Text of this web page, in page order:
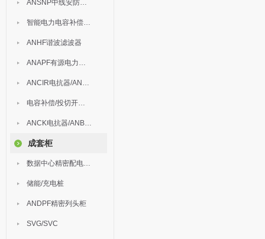
ANSNP中线安防保护器
智能电力电容补偿装置
ANHF谐波滤波器
ANAPF有源电力滤波器
ANCIR电抗器/ANHPD300谐波保护器
电容补偿/投切开关/ARC
ANCK电抗器/ANBSMJ自愈式低压并联电容器
成套柜
数据中心精密配电监控装置
储能/充电桩
ANDPF精密列头柜
SVG/SVC